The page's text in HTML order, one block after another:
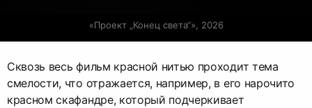
«Проект „Конец света“», 2026
Сквозь весь фильм красной нитью проходит тема
смелости, что отражается, например, в его нарочито
красном скафандре, который подчеркивает